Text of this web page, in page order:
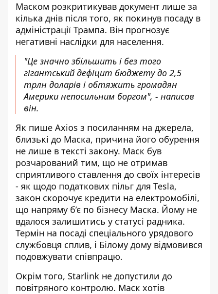
Маском розкритикував документ лише за
кілька днів після того, як покинув посаду в
адміністрації Трампа. Він прогнозує
негативні наслідки для населення.
"Це значно збільшить і без того
гігантський дефіцит бюджету до 2,5
трлн доларів і обтяжить громадян
Америки непосильним боргом", - написав
він.
Як пише Axios з посиланням на джерела,
близькі до Маска, причина його обурення
не лише в тексті закону. Маск був
розчарований тим, що не отримав
сприятливого ставлення до своїх інтересів
- як щодо податкових пільг для Tesla,
закон скорочує кредити на електромобілі,
що напряму б’є по бізнесу Маска. Йому не
вдалося залишитись у статусі радника.
Термін на посаді спеціального урядового
службовця сплив, і Білому дому відмовився
подовжувати співпрацю.
Окрім того, Starlink не допустили до
повітряного контролю. Маск хотів